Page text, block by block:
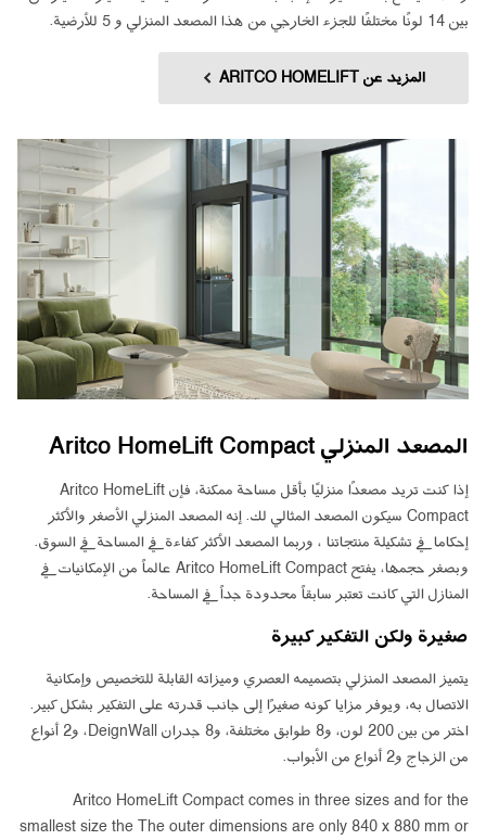
بين 14 لونًا مختلفًا للجزء الخارجي من هذا المصعد المنزلي و 5 للأرضية.
المزيد عن ARITCO HOMELIFT
المصعد المنزلي Aritco HomeLift Compact
إذا كنت تريد مصعدًا منزليًا بأقل مساحة ممكنة، فإن Aritco HomeLift
Compact سيكون المصعد المثالي لك. إنه المصعد المنزلي الأصغر والأكثر
إحكاما في تشكيلة منتجاتنا ، وربما المصعد الأكثر كفاءة في المساحة في السوق.
وبصغر حجمها، يفتح Aritco HomeLift Compact عالماً من الإمكانيات في
المنازل التي كانت تعتبر سابقاً محدودة جداً في المساحة.
صغيرة ولكن التفكير كبيرة
يتميز المصعد المنزلي بتصميمه العصري وميزاته القابلة للتخصيص وإمكانية
الاتصال به، ويوفر مزايا كونه صغيرًا إلى جانب قدرته على التفكير بشكل كبير.
اختر من بين 200 لون، و8 طوابق مختلفة، و8 جدران DeignWall، و2 أنواع
من الزجاج و2 أنواع من الأبواب.
Aritco HomeLift Compact comes in three sizes and for the
smallest size the The outer dimensions are only 840 x 880 mm or